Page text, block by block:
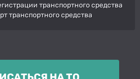
транспортного средства
транспортного средства